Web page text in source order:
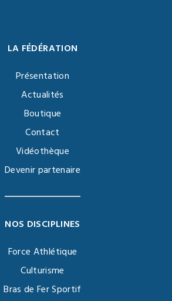
LA FÉDÉRATION
Présentation
Actualités
Boutique
Contact
Vidéothèque
Devenir partenaire
NOS DISCIPLINES
Force Athlétique
Culturisme
Bras de Fer Sportif